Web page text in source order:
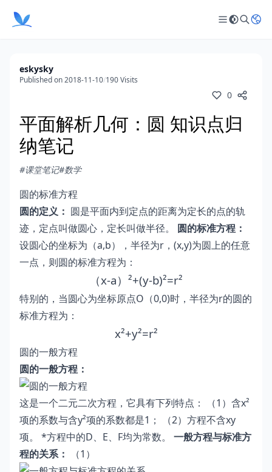
eskysky
Published on 2018-11-10/190 Visits
0
平面解析几何：圆 知识点归
纳笔记
#课堂笔记#数学
圆的标准方程
圆的定义： 圆是平面内到定点的距离为定长的点的轨
迹，定点叫做圆心，定长叫做半径。 圆的标准方程：
设圆心的坐标为（a,b），半径为r，(x,y)为圆上的任意
一点，则圆的标准方程为：
（x-a）²+(y-b)²=r²
特别的，当圆心为坐标原点O（0,0)时，半径为r的圆的
标准方程为：
x²+y²=r²
圆的一般方程
圆的一般方程：
这是一个二元二次方程，它具有下列特点： （1）含x²
项的系数与含y²项的系数都是1； （2）方程不含xy
项。 *方程中的D、E、F均为常数。 一般方程与标准方
程的关系：
（1）